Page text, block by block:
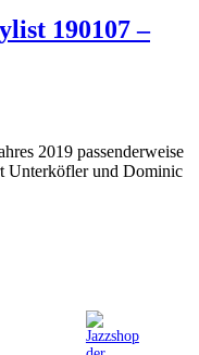
190107 –
2019 passenderweise
Unterköfler und Dominic